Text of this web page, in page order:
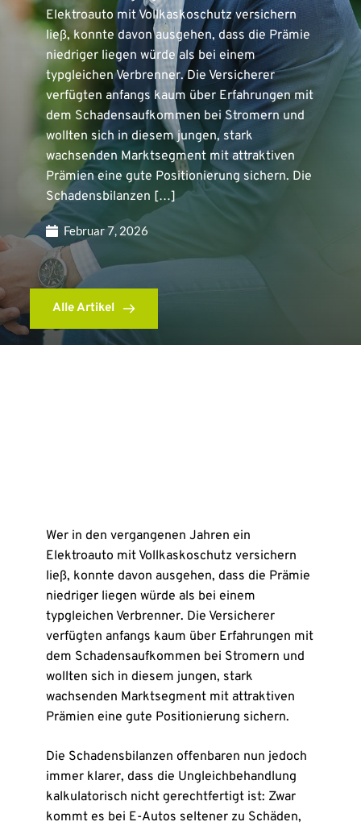
Elektroauto mit Vollkaskoschutz versichern
ließ, konnte davon ausgehen, dass die Prämie
niedriger liegen würde als bei einem
typgleichen Verbrenner. Die Versicherer
verfügten anfangs kaum über Erfahrungen mit
dem Schadensaufkommen bei Stromern und
wollten sich in diesem jungen, stark
wachsenden Marktsegment mit attraktiven
Prämien eine gute Positionierung sichern. Die
Schadensbilanzen […]
Februar 7, 2026
Alle Artikel
Wer in den vergangenen Jahren ein
Elektroauto mit Vollkaskoschutz versichern
ließ, konnte davon ausgehen, dass die Prämie
niedriger liegen würde als bei einem
typgleichen Verbrenner. Die Versicherer
verfügten anfangs kaum über Erfahrungen mit
dem Schadensaufkommen bei Stromern und
wollten sich in diesem jungen, stark
wachsenden Marktsegment mit attraktiven
Prämien eine gute Positionierung sichern.
Die Schadensbilanzen offenbaren nun jedoch
immer klarer, dass die Ungleichbehandlung
kalkulatorisch nicht gerechtfertigt ist: Zwar
kommt es bei E-Autos seltener zu Schäden,